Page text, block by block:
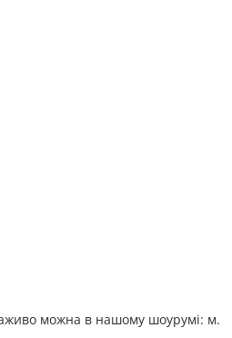
можна в нашому шоурумі: м.